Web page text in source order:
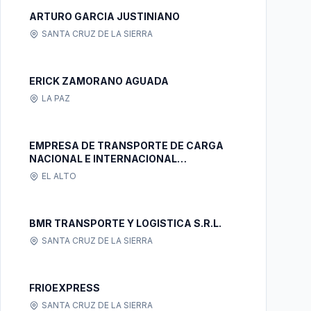
ARTURO GARCIA JUSTINIANO
SANTA CRUZ DE LA SIERRA
ERICK ZAMORANO AGUADA
LA PAZ
EMPRESA DE TRANSPORTE DE CARGA
NACIONAL E INTERNACIONAL
"HINOJOSA S.R.L."
EL ALTO
BMR TRANSPORTE Y LOGISTICA S.R.L.
SANTA CRUZ DE LA SIERRA
FRIOEXPRESS
SANTA CRUZ DE LA SIERRA